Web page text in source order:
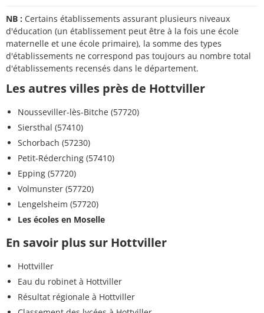
NB : Certains établissements assurant plusieurs niveaux
d'éducation (un établissement peut être à la fois une école
maternelle et une école primaire), la somme des types
d'établissements ne correspond pas toujours au nombre total
d'établissements recensés dans le département.
Les autres villes près de Hottviller
Nousseviller-lès-Bitche (57720)
Siersthal (57410)
Schorbach (57230)
Petit-Réderching (57410)
Epping (57720)
Volmunster (57720)
Lengelsheim (57720)
Les écoles en Moselle
En savoir plus sur Hottviller
Hottviller
Eau du robinet à Hottviller
Résultat régionale à Hottviller